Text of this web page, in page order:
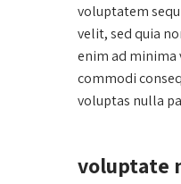
voluptatem
velit, sed quia
enim ad minima
commodi
voluptas nulla
voluptate